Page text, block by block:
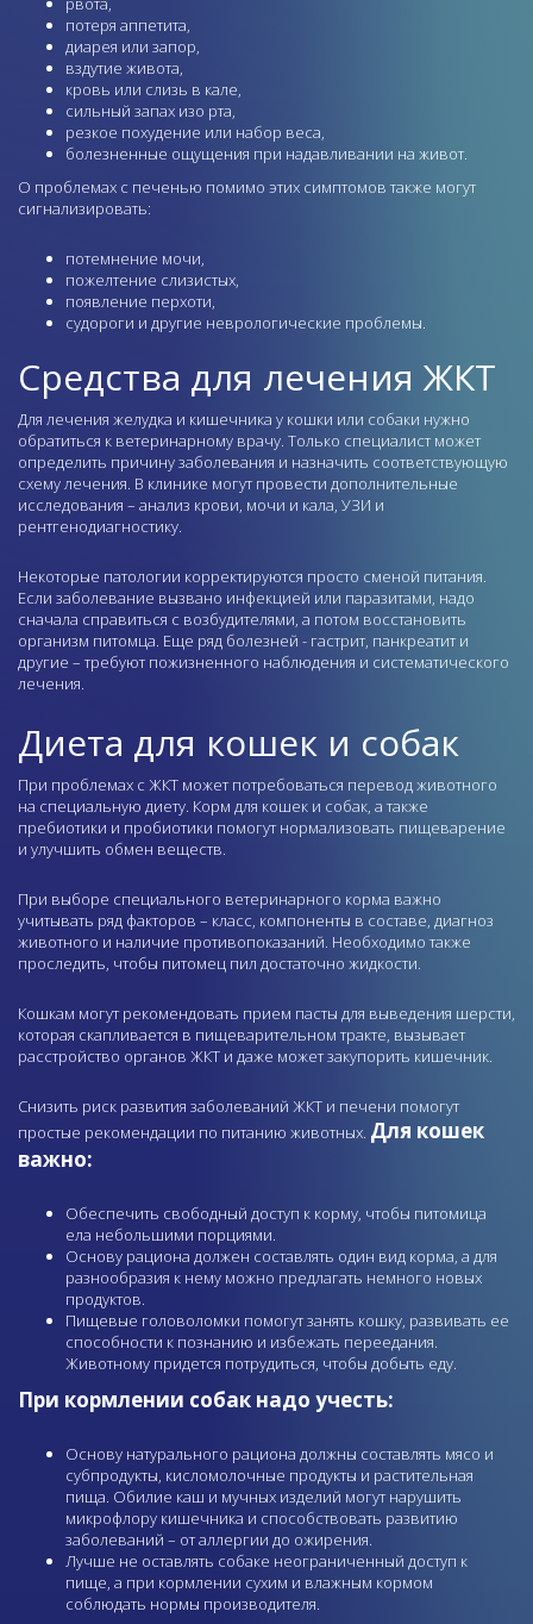
потеря аппетита,
диарея или запор,
вздутие живота,
кровь или слизь в кале,
сильный запах изо рта,
резкое похудение или набор веса,
болезненные ощущения при надавливании на живот.
О проблемах с печенью помимо этих симптомов также могут
сигнализировать:
потемнение мочи,
пожелтение слизистых,
появление перхоти,
судороги и другие неврологические проблемы.
Средства для лечения ЖКТ
Для лечения желудка и кишечника у кошки или собаки нужно
обратиться к ветеринарному врачу. Только специалист может
определить причину заболевания и назначить соответствующую
схему лечения. В клинике могут провести дополнительные
исследования – анализ крови, мочи и кала, УЗИ и
рентгенодиагностику.
Некоторые патологии корректируются просто сменой питания.
Если заболевание вызвано инфекцией или паразитами, надо
сначала справиться с возбудителями, а потом восстановить
организм питомца. Еще ряд болезней - гастрит, панкреатит и
другие – требуют пожизненного наблюдения и систематического
лечения.
Диета для кошек и собак
При проблемах с ЖКТ может потребоваться перевод животного
на специальную диету. Корм для кошек и собак, а также
пребиотики и пробиотики помогут нормализовать пищеварение
и улучшить обмен веществ.
При выборе специального ветеринарного корма важно
учитывать ряд факторов – класс, компоненты в составе, диагноз
животного и наличие противопоказаний. Необходимо также
проследить, чтобы питомец пил достаточно жидкости.
Кошкам могут рекомендовать прием пасты для выведения шерсти,
которая скапливается в пищеварительном тракте, вызывает
расстройство органов ЖКТ и даже может закупорить кишечник.
Снизить риск развития заболеваний ЖКТ и печени помогут
простые рекомендации по питанию животных. Для кошек
важно:
Обеспечить свободный доступ к корму, чтобы питомица
ела небольшими порциями.
Основу рациона должен составлять один вид корма, а для
разнообразия к нему можно предлагать немного новых
продуктов.
Пищевые головоломки помогут занять кошку, развивать ее
способности к познанию и избежать переедания.
Животному придется потрудиться, чтобы добыть еду.
При кормлении собак надо учесть:
Основу натурального рациона должны составлять мясо и
субпродукты, кисломолочные продукты и растительная
пища. Обилие каш и мучных изделий могут нарушить
микрофлору кишечника и способствовать развитию
заболеваний – от аллергии до ожирения.
Лучше не оставлять собаке неограниченный доступ к
пище, а при кормлении сухим и влажным кормом
соблюдать нормы производителя.